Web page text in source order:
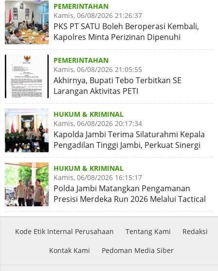
PEMERINTAHAN
Kamis, 06/08/2026 21:26:37
PKS PT SATU Boleh Beroperasi Kembali,
Kapolres Minta Perizinan Dipenuhi
PEMERINTAHAN
Kamis, 06/08/2026 21:05:55
Akhirnya, Bupati Tebo Terbitkan SE
Larangan Aktivitas PETI
HUKUM & KRIMINAL
Kamis, 06/08/2026 20:17:34
Kapolda Jambi Terima Silaturahmi Kepala
Pengadilan Tinggi Jambi, Perkuat Sinergi
Antar Lembaga
HUKUM & KRIMINAL
Kamis, 06/08/2026 16:15:17
Polda Jambi Matangkan Pengamanan
Presisi Merdeka Run 2026 Melalui Tactical
Floor Game
Kode Etik Internal Perusahaan Tentang Kami Redaksi
Kontak Kami Pedoman Media Siber